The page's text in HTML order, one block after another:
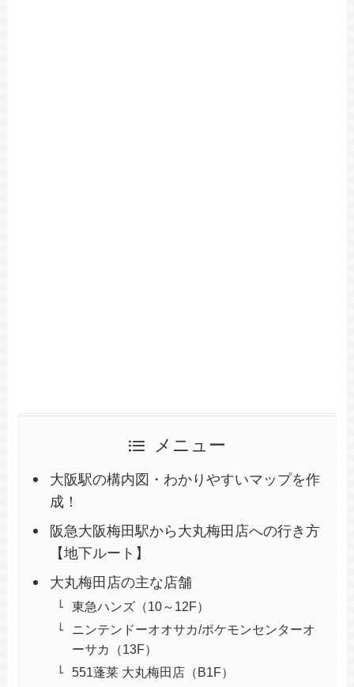
メニュー
大阪駅の構内図・わかりやすいマップを作
成！
阪急大阪梅田駅から大丸梅田店への行き方
【地下ルート】
大丸梅田店の主な店舗
東急ハンズ（10～12F）
ニンテンドーオオサカ/ポケモンセンターオ
ーサカ（13F）
551蓬莱 大丸梅田店（B1F）